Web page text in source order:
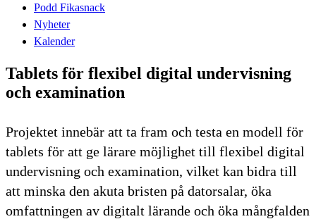
Podd Fikasnack
Nyheter
Kalender
Tablets för flexibel digital undervisning
och examination
Projektet innebär att ta fram och testa en modell för
tablets för att ge lärare möjlighet till flexibel digital
undervisning och examination, vilket kan bidra till
att minska den akuta bristen på datorsalar, öka
omfattningen av digitalt lärande och öka mångfalden